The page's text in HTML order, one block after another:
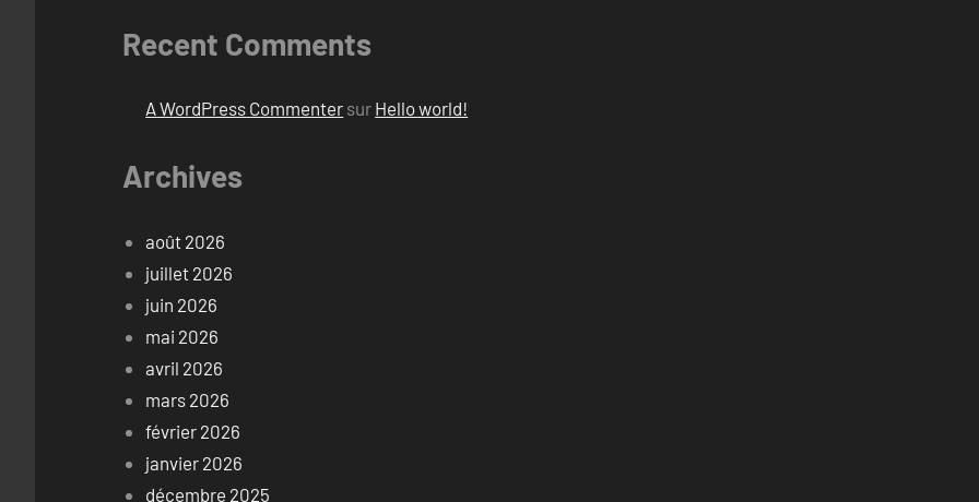
Recent Comments
A WordPress Commenter sur Hello world!
Archives
août 2026
juillet 2026
juin 2026
mai 2026
avril 2026
mars 2026
février 2026
janvier 2026
décembre 2025